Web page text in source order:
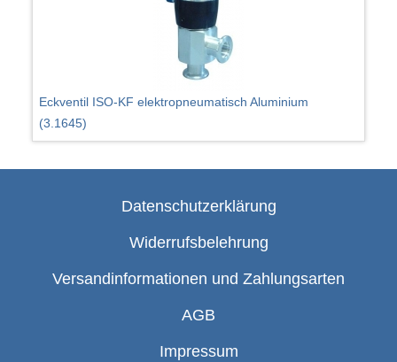
Eckventil ISO-KF elektropneumatisch Aluminium
(3.1645)
Datenschutzerklärung
Widerrufsbelehrung
Versandinformationen und Zahlungsarten
AGB
Impressum